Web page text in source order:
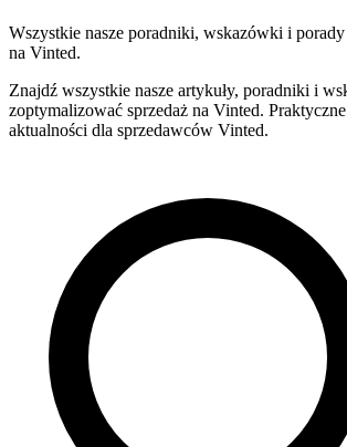
Wszystkie nasze poradniki, wskazówki i porady
na Vinted.
Znajdź wszystkie nasze artykuły, poradniki i
zoptymalizować sprzedaż na Vinted.
aktualności dla sprzedawców Vinted.